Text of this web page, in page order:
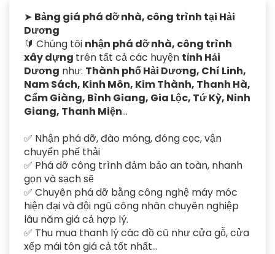
➤ Bảng giá phá dỡ nhà, công trình tại Hải
Dương
🔰 Chúng tôi nhận phá dỡ nhà, công trình
xây dựng trên tất cả các huyện tỉnh Hải
Dương như: Thành phố Hải Dương, Chí Linh,
Nam Sách, Kinh Môn, Kim Thành, Thanh Hà,
Cẩm Giàng, Bình Giang, Gia Lộc, Tứ Kỳ, Ninh
Giang, Thanh Miện...
✅ Nhận phá dỡ, đào móng, đóng cọc, vận
chuyển phế thải
✅ Phá dỡ công trình đảm bảo an toàn, nhanh
gọn và sạch sẽ
✅ Chuyên phá dỡ bằng công nghệ máy móc
hiện đại và đội ngũ công nhân chuyên nghiệp
lâu năm giá cả hợp lý.
✅ Thu mua thanh lý các đồ cũ như cửa gỗ, cửa
xếp mái tôn giá cả tốt nhất...